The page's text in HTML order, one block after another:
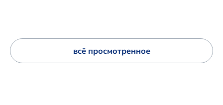
всё просмотренное